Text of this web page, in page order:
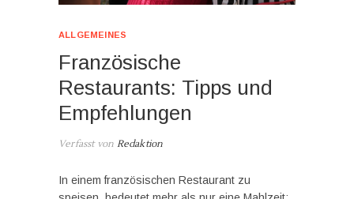
ALLGEMEINES
Französische
Restaurants: Tipps und
Empfehlungen
Verfasst von Redaktion
In einem französischen Restaurant zu